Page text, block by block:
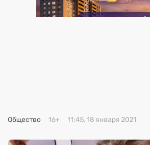
Искусство исцелять
Общество 16+ 11:45, 18 января 2021